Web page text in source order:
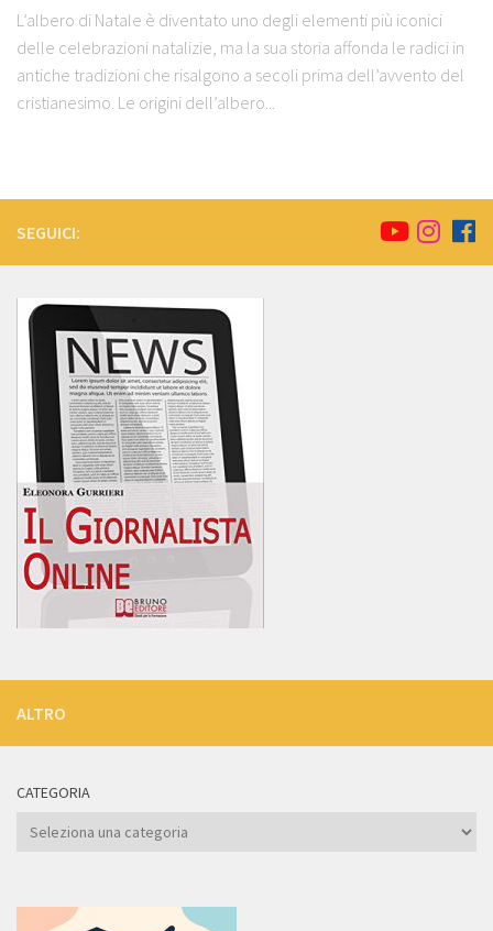
L’albero di Natale è diventato uno degli elementi più iconici
delle celebrazioni natalizie, ma la sua storia affonda le radici in
antiche tradizioni che risalgono a secoli prima dell’avvento del
cristianesimo. Le origini dell’albero...
SEGUICI:
ALTRO
CATEGORIA
Categoria